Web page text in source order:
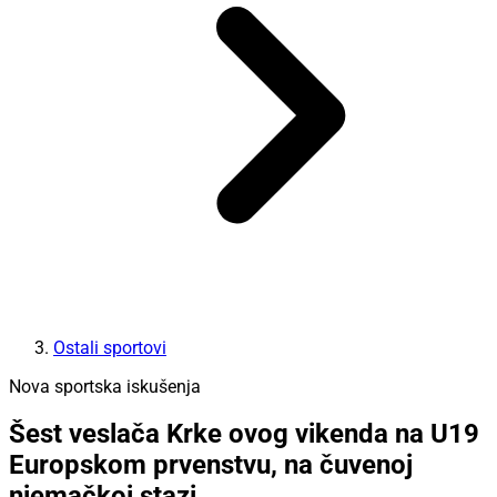
Ostali sportovi
Nova sportska iskušenja
Šest veslača Krke ovog vikenda na U19
Europskom prvenstvu, na čuvenoj